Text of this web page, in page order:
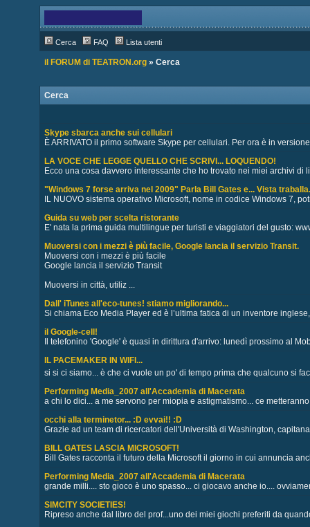
Cerca FAQ Lista utenti
il FORUM di TEATRON.org» Cerca
Cerca
Skype sbarca anche sui cellulari
È ARRIVATO il primo software Skype per cellulari. Per ora è in
LA VOCE CHE LEGGE QUELLO CHE SCRIVI... LOQUENDO!
Ecco una cosa davvero interessante che ho trovato nei miei archivi di
"Windows 7 forse arriva nel 2009" Parla Bill Gates e... Vista traballa.
IL NUOVO sistema operativo Microsoft, nome in codice Windows 7,
Guida su web per scelta ristorante
E' nata la prima guida multilingue per turisti e viaggiatori del gusto:
Muoversi con i mezzi è più facile, Google lancia il servizio Transit.
Muoversi con i mezzi è più facile
Google lancia il servizio Transit
Muoversi in città, utiliz ...
Dall' iTunes all'eco-tunes! stiamo migliorando...
Si chiama Eco Media Player ed è l’ultima fatica di un inventore
il Google-cell!
Il telefonino 'Google' è quasi in dirittura d'arrivo: lunedì prossimo al
IL PACEMAKER IN WIFI...
si si ci siamo... è che ci vuole un po' di tempo prima che qualcuno si
Performing Media_2007 all'Accademia di Macerata
a chi lo dici... a me servono per miopia e astigmatismo... ce
occhi alla terminetor... :D evvai!! :D
Grazie ad un team di ricercatori dell'Università di Washington,
BILL GATES LASCIA MICROSOFT!
Bill Gates racconta il futuro della Microsoft il giorno in cui annuncia
Performing Media_2007 all'Accademia di Macerata
grande milli.... sto gioco è uno spasso... ci giocavo anche io....
SIMCITY SOCIETIES!
Ripreso anche dal libro del prof...uno dei miei giochi preferiti da